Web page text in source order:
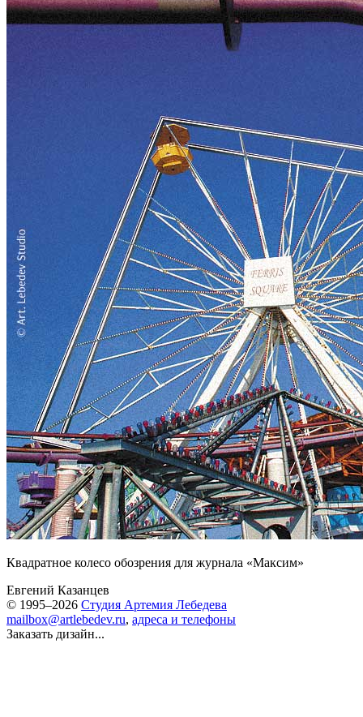
Квадратное колесо обозрения для журнала «Максим»
Евгений Казанцев
© 1995–2026 Студия Артемия Лебедева
mailbox@artlebedev.ru, адреса и телефоны
Заказать дизайн...